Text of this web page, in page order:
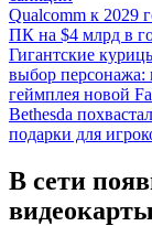
Qualcomm к 2029
ПК на $4 млрд в
Гигантские
выбор персонажа:
геймплея новой
Bethesda
подарки для
В сети